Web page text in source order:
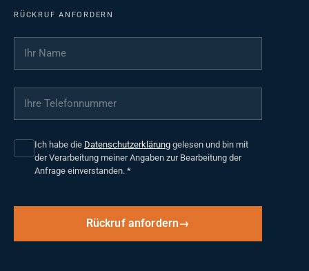
RÜCKRUF ANFORDERN
Ihr Name
Ihre Telefonnummer
Ich habe die Datenschutzerklärung gelesen und bin mit
der Verarbeitung meiner Angaben zur Bearbeitung der
Anfrage einverstanden. *
Rückruf anfordern